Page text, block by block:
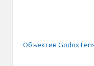
Объектив Godox